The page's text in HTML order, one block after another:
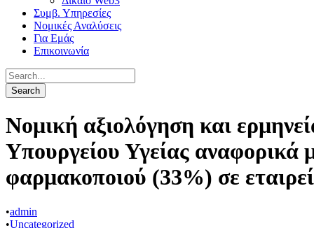
Συμβ. Υπηρεσίες
Νομικές Αναλύσεις
Για Εμάς
Επικοινωνία
Νομική αξιολόγηση και
Υπουργείου Υγείας αναφορικά
φαρμακοποιού (33%) σε
•admin
•Uncategorized